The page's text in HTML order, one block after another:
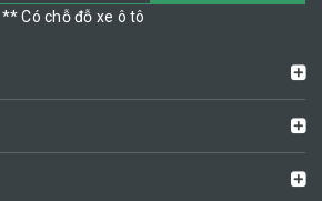
** Có chỗ đỗ xe ô tô